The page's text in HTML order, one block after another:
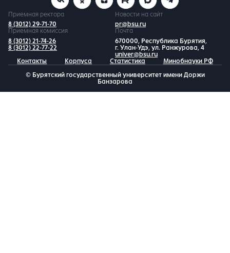
Приемная ректора
8 (3012) 29-71-70
Новости на сайт
pr@bsu.ru
Приемная комиссия
8 (3012) 21-74-26
8 (3012) 22-77-22
Почта
670000, Республика Бурятия,
г. Улан-Удэ, ул. Ранжурова, 4
univer@bsu.ru
Контакты
Корпуса Статистика Минобнауки РФ
© Бурятский государственный университет имени Доржи
Банзарова